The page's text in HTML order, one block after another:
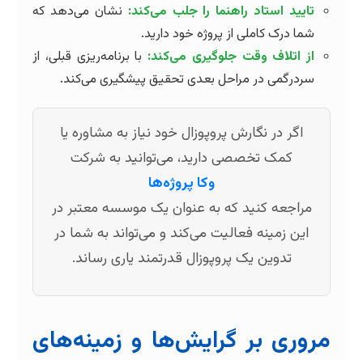
تایید استاد راهنما را جلب می‌کند: نشان می‌دهد که
شما درک کاملی از پروژه خود دارید.
از اتلاف وقت جلوگیری می‌کند: با برنامه‌ریزی قبلی، از
سردرگمی در مراحل بعدی تحقیق پیشگیری می‌کند.
اگر در نگارش پروپوزال خود نیاز به مشاوره یا
کمک تخصصی دارید، می‌توانید به شرکت
وکا پروژه‌ها
مراجعه کنید که به عنوان یک موسسه معتبر در
این زمینه فعالیت می‌کند و می‌تواند به شما در
تدوین یک پروپوزال قدرتمند یاری رساند.
مروری بر گرایش‌ها و زمینه‌های